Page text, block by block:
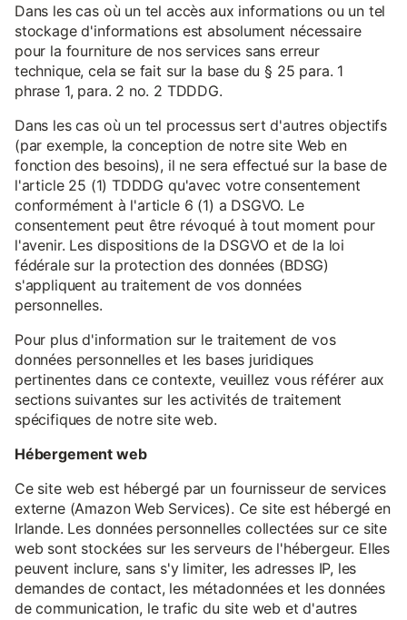
Dans les cas où un tel accès aux informations ou un tel
stockage d'informations est absolument nécessaire
pour la fourniture de nos services sans erreur
technique, cela se fait sur la base du § 25 para. 1
phrase 1, para. 2 no. 2 TDDDG.
Dans les cas où un tel processus sert d'autres objectifs
(par exemple, la conception de notre site Web en
fonction des besoins), il ne sera effectué sur la base de
l'article 25 (1) TDDDG qu'avec votre consentement
conformément à l'article 6 (1) a DSGVO. Le
consentement peut être révoqué à tout moment pour
l'avenir. Les dispositions de la DSGVO et de la loi
fédérale sur la protection des données (BDSG)
s'appliquent au traitement de vos données
personnelles.
Pour plus d'information sur le traitement de vos
données personnelles et les bases juridiques
pertinentes dans ce contexte, veuillez vous référer aux
sections suivantes sur les activités de traitement
spécifiques de notre site web.
Hébergement web
Ce site web est hébergé par un fournisseur de services
externe (Amazon Web Services). Ce site est hébergé en
Irlande. Les données personnelles collectées sur ce site
web sont stockées sur les serveurs de l'hébergeur. Elles
peuvent inclure, sans s'y limiter, les adresses IP, les
demandes de contact, les métadonnées et les données
de communication, le trafic du site web et d'autres